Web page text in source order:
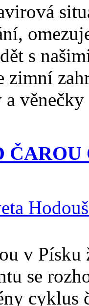
s
zimní
a
v
se
cyklus